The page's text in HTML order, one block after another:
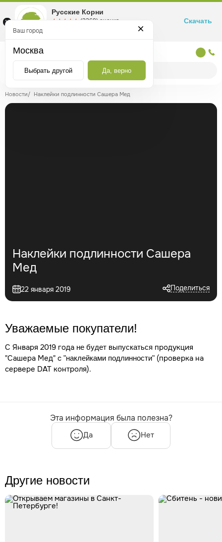
Новости/ Наклейки подлинности Сашера Мед
Наклейки подлинности Сашера
Мед
22 января 2019 Поделиться
Уважаемые покупатели!
С Января 2019 года не будет выпускаться продукция
"Сашера Мед" с "наклейками подлинности" (проверка на
сервере DAT контроля).
Эта информация была полезна?
Да Нет
Другие новости
Ваш город
Москва
Выбрать другой Да, верно
Русские Корни
☆☆☆☆☆
★★★★★ (2360) оценка
Маркетплейс товаров для здоровья
Скачать